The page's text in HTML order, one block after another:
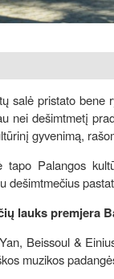
salė pristato bene
nei dešimtmetį
gyvenimą,
Palangos
dešimtmečius
lauks premjera
Beissoul &
muzikos